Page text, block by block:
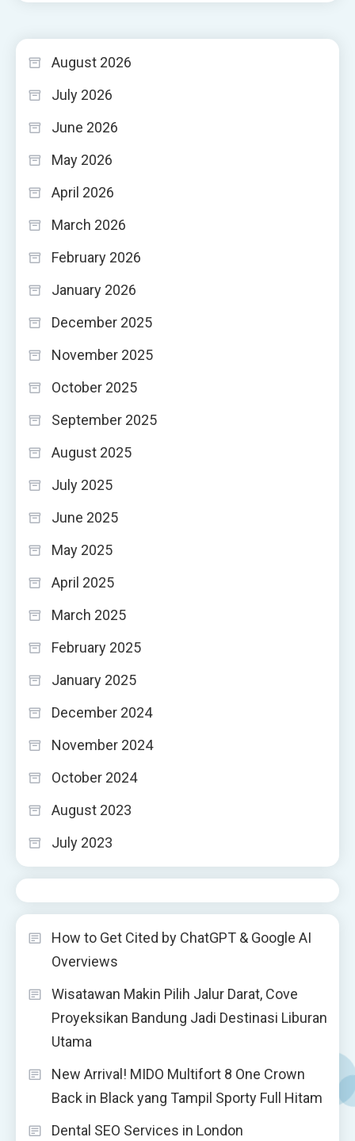
August 2026
July 2026
June 2026
May 2026
April 2026
March 2026
February 2026
January 2026
December 2025
November 2025
October 2025
September 2025
August 2025
July 2025
June 2025
May 2025
April 2025
March 2025
February 2025
January 2025
December 2024
November 2024
October 2024
August 2023
July 2023
How to Get Cited by ChatGPT & Google AI
Overviews
Wisatawan Makin Pilih Jalur Darat, Cove
Proyeksikan Bandung Jadi Destinasi Liburan
Utama
New Arrival! MIDO Multifort 8 One Crown
Back in Black yang Tampil Sporty Full Hitam
Dental SEO Services in London